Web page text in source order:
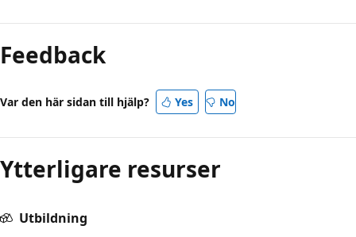
Feedback
Var den här sidan till hjälp? Yes No
Ytterligare resurser
Utbildning